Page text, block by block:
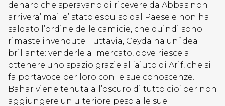
denaro che speravano di ricevere da Abbas non
arrivera’ mai: e’ stato espulso dal Paese e non ha
saldato l’ordine delle camicie, che quindi sono
rimaste invendute. Tuttavia, Ceyda ha un’idea
brillante: venderle al mercato, dove riesce a
ottenere uno spazio grazie all’aiuto di Arif, che si
fa portavoce per loro con le sue conoscenze.
Bahar viene tenuta all’oscuro di tutto cio’ per non
aggiungere un ulteriore peso alle sue